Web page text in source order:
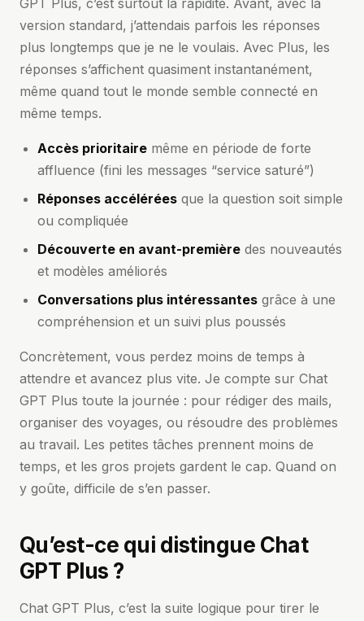
GPT Plus, c’est surtout la rapidité. Avant, avec la
version standard, j’attendais parfois les réponses
plus longtemps que je ne le voulais. Avec Plus, les
réponses s’affichent quasiment instantanément,
même quand tout le monde semble connecté en
même temps.
Accès prioritaire même en période de forte
affluence (fini les messages “service saturé”)
Réponses accélérées que la question soit simple
ou compliquée
Découverte en avant-première des nouveautés
et modèles améliorés
Conversations plus intéressantes grâce à une
compréhension et un suivi plus poussés
Concrètement, vous perdez moins de temps à
attendre et avancez plus vite. Je compte sur Chat
GPT Plus toute la journée : pour rédiger des mails,
organiser des voyages, ou résoudre des problèmes
au travail. Les petites tâches prennent moins de
temps, et les gros projets gardent le cap. Quand on
y goûte, difficile de s’en passer.
Qu’est-ce qui distingue Chat
GPT Plus ?
Chat GPT Plus, c’est la suite logique pour tirer le